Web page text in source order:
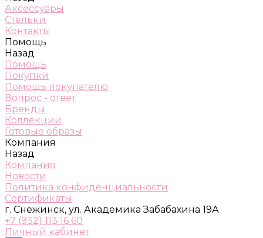
Аксессуары
Стельки
Контакты
Помощь
Назад
Помощь
Покупки
Помощь покупателю
Вопрос - ответ
Бренды
Коллекции
Готовые образы
Компания
Назад
Компания
Новости
Политика конфиденциальности
Сертификаты
г. Снежинск, ул. Академика Забабахина 19А
+7 (932) 113 16 60
Личный кабинет